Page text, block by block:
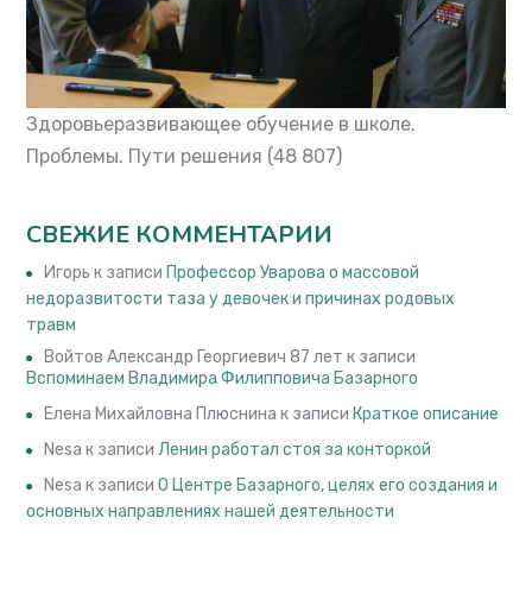
Здоровьеразвивающее обучение в школе.
Проблемы. Пути решения (48 807)
СВЕЖИЕ КОММЕНТАРИИ
Игорь к записи Профессор Уварова о массовой
недоразвитости таза у девочек и причинах родовых
травм
Войтов Александр Георгиевич 87 лет к записи
Вспоминаем Владимира Филипповича Базарного
Елена Михайловна Плюснина к записи Краткое описание
Nesa к записиЛенин работал стоя за конторкой
Nesa к записиО Центре Базарного, целях его создания и
основных направлениях нашей деятельности